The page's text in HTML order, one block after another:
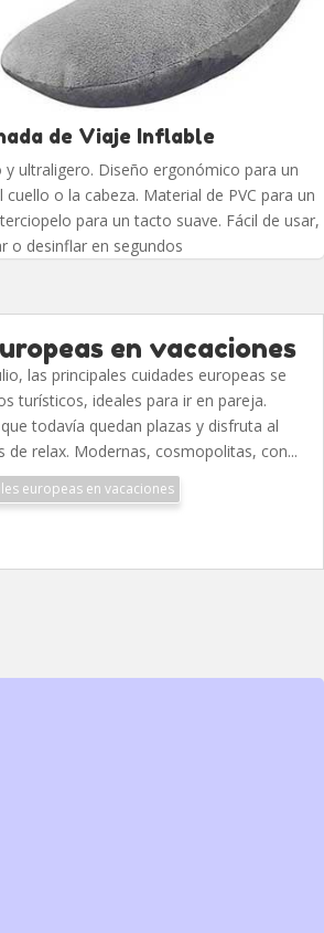
de Viaje Inflable
ultraligero. Diseño ergonómico para un
o la cabeza. Material de PVC para un
para un tacto suave. Fácil de usar,
o desinflar en segundos
en vacaciones
las principales cuidades europeas se
turísticos, ideales para ir en pareja.
todavía quedan plazas y disfruta al
de relax. Modernas, cosmopolitas, con...
europeas en vacaciones